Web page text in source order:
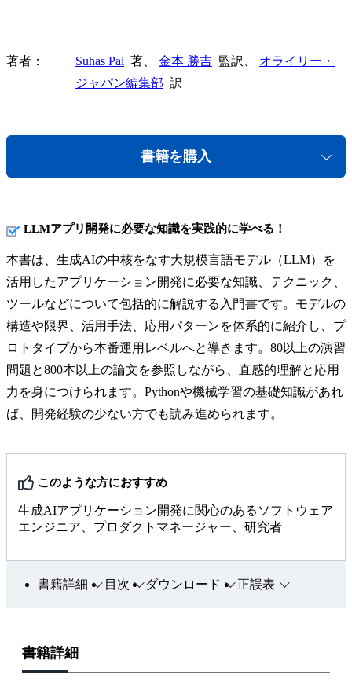
著者 Suhas Pai 著、 金本 勝吉 監訳、 オライリー・
ジャパン編集部 訳
書籍を購入
LLMアプリ開発に必要な知識を実践的に学べる！
本書は、生成AIの中核をなす大規模言語モデル（LLM）を
活用したアプリケーション開発に必要な知識、テクニック、
ツールなどについて包括的に解説する入門書です。モデルの
構造や限界、活用手法、応用パターンを体系的に紹介し、プ
ロトタイプから本番運用レベルへと導きます。80以上の演習
問題と800本以上の論文を参照しながら、直感的理解と応用
力を身につけられます。Pythonや機械学習の基礎知識があれ
ば、開発経験の少ない方でも読み進められます。
このような方におすすめ
生成AIアプリケーション開発に関心のあるソフトウェア
エンジニア、プロダクトマネージャー、研究者
書籍詳細 目次 ダウンロード 正誤表
書籍詳細